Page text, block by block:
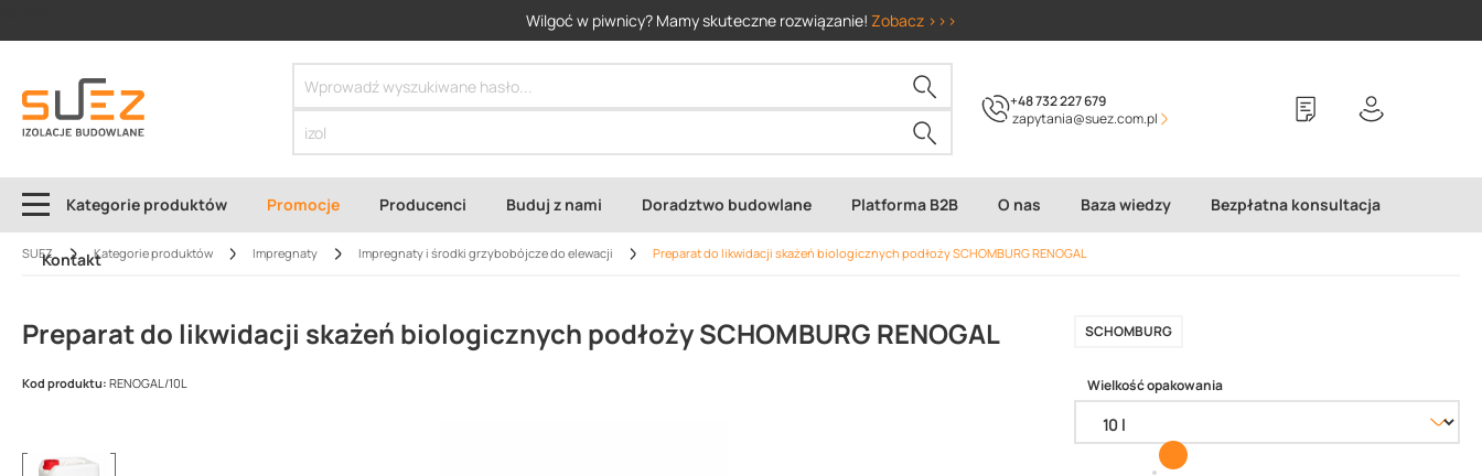
Wilgoć w piwnicy? Mamy skuteczne rozwiązanie! Zobacz >>>
+48 732 227 679
zapytania@suez.com.pl
Kategorie produktów Promocje Producenci Buduj z nami Doradztwo budowlane Platforma B2B O nas Baza wiedzy Bezpłatna konsultacja
Kontakt
SUEZ Kategorie produktów Impregnaty Impregnaty i środki grzybobójcze do elewacji Preparat do likwidacji skażeń biologicznych podłoży SCHOMBURG RENOGAL
Preparat do likwidacji skażeń biologicznych podłoży SCHOMBURG RENOGAL SCHOMBURG
Kod produktu: RENOGAL/10L Wielkość opakowania